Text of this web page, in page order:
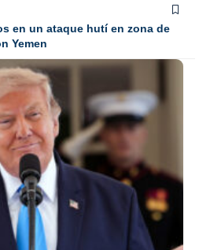
en un ataque hutí en zona de
Yemen